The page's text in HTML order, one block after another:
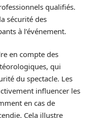
qualifiés.
sécurité des
à l’événement.
en compte des
qui
du spectacle. Les
influencer les
en cas de
Cela illustre